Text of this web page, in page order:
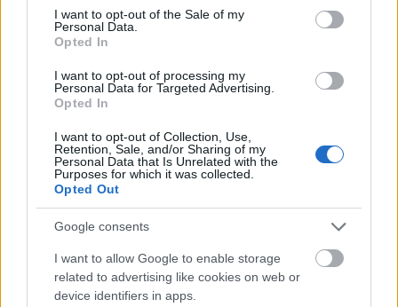
consent section.
I want to opt-out of the Sale of my
Personal Data.
Opted In
I want to opt-out of processing my
Personal Data for Targeted Advertising.
Opted In
I want to opt-out of Collection, Use,
Retention, Sale, and/or Sharing of my
Personal Data that Is Unrelated with the
Purposes for which it was collected.
Opted Out
Google consents
I want to allow Google to enable storage
related to advertising like cookies on web or
device identifiers in apps.
"RD" (Restricted Default) besorolását a Fitch
A nemzetközi hitelminősítő a péntek éjjel
Londonban bejelentett döntés ismertetéséhez
fűzött elemzésében hangsúlyozta, hogy a
jelenlegi ukrán besoroláshoz nem kapcsolódik
osztályzati kilátás, mert a cég a "CCC plusz",
illetve az ettől elmaradó minősítésekre nem